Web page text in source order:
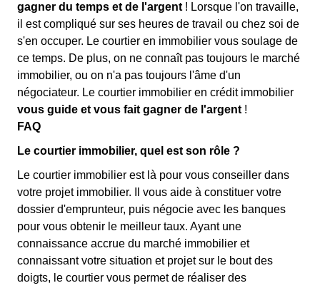
gagner du temps et de l'argent ! Lorsque l'on travaille,
il est compliqué sur ses heures de travail ou chez soi de
s'en occuper. Le courtier en immobilier vous soulage de
ce temps. De plus, on ne connaît pas toujours le marché
immobilier, ou on n'a pas toujours l'âme d'un
négociateur. Le courtier immobilier en crédit immobilier
vous guide et vous fait gagner de l'argent !
FAQ
Le courtier immobilier, quel est son rôle ?
Le courtier immobilier est là pour vous conseiller dans
votre projet immobilier. Il vous aide à constituer votre
dossier d'emprunteur, puis négocie avec les banques
pour vous obtenir le meilleur taux. Ayant une
connaissance accrue du marché immobilier et
connaissant votre situation et projet sur le bout des
doigts, le courtier vous permet de réaliser des